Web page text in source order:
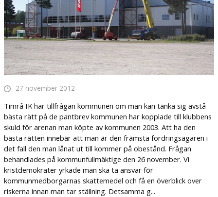
27 november 2012
Timrå IK har tillfrågan kommunen om man kan tänka sig avstå
bästa rätt på de pantbrev kommunen har kopplade till klubbens
skuld för arenan man köpte av kommunen 2003. Att ha den
bästa rätten innebär att man är den främsta fordringsägaren i
det fall den man lånat ut till kommer på obestånd. Frågan
behandlades på kommunfullmäktige den 26 november. Vi
kristdemokrater yrkade man ska ta ansvar för
kommunmedborgarnas skattemedel och få en överblick över
riskerna innan man tar ställning. Detsamma g...